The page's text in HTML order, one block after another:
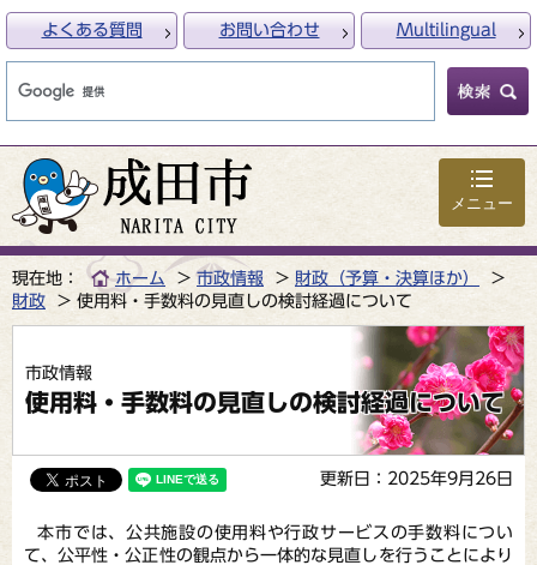
メニュー
よくある質問 お問い合わせ Multilingual
現在地： ホーム 市政情報
財政（予算・決算ほか）
財政
使用料・手数料の見直しの検討経過について
市政情報
使用料・手数料の見直しの検討経過について
更新日：2025年9月26日
本市では、公共施設の使用料や行政サービスの手数料につい
て、公平性・公正性の観点から一体的な見直しを行うことにより